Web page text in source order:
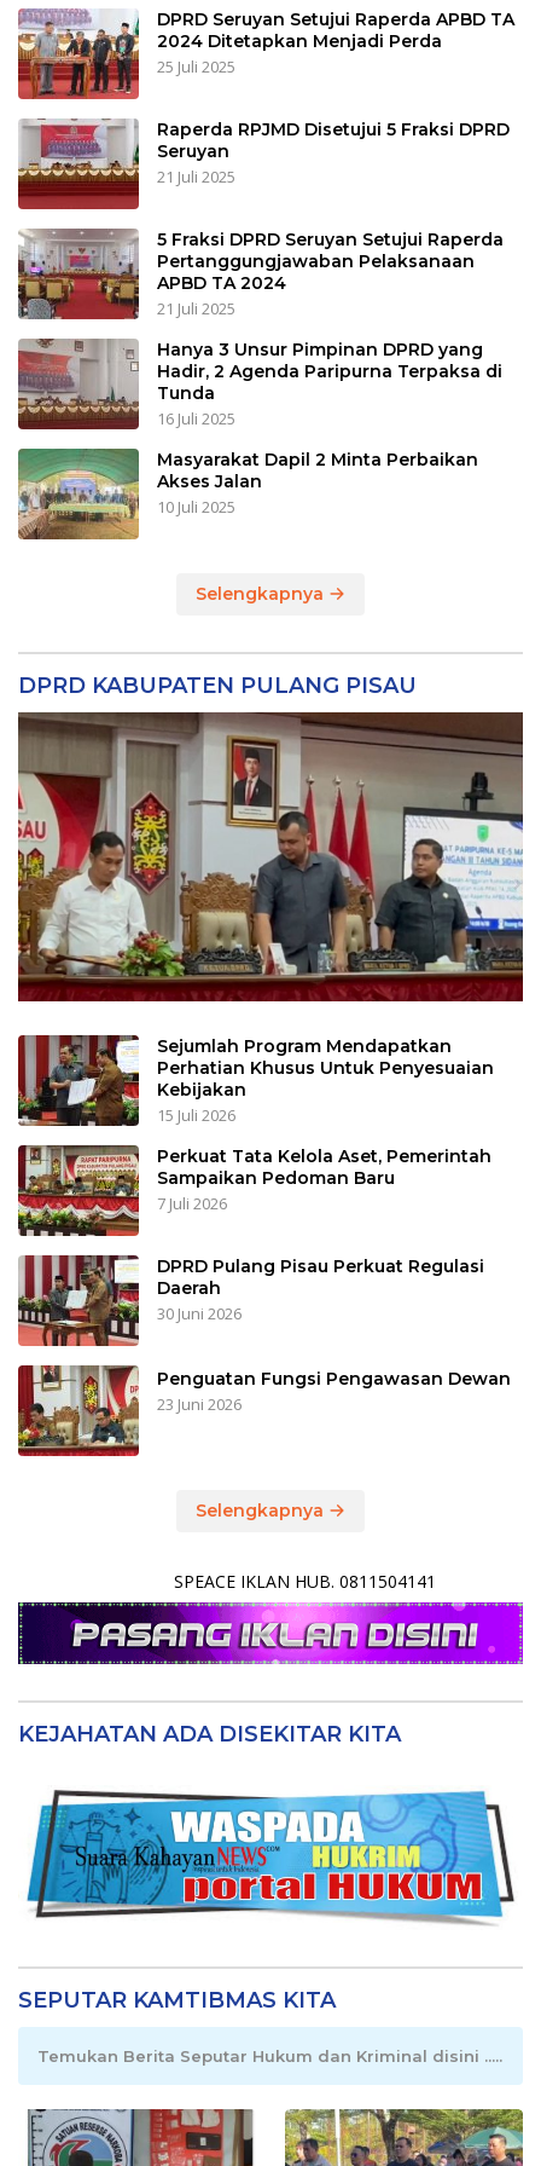
DPRD Seruyan Setujui Raperda APBD TA
2024 Ditetapkan Menjadi Perda
25 Juli 2025
Raperda RPJMD Disetujui 5 Fraksi DPRD
Seruyan
21 Juli 2025
5 Fraksi DPRD Seruyan Setujui Raperda
Pertanggungjawaban Pelaksanaan
APBD TA 2024
21 Juli 2025
Hanya 3 Unsur Pimpinan DPRD yang
Hadir, 2 Agenda Paripurna Terpaksa di
Tunda
16 Juli 2025
Masyarakat Dapil 2 Minta Perbaikan
Akses Jalan
10 Juli 2025
Selengkapnya
DPRD KABUPATEN PULANG PISAU
Sejumlah Program Mendapatkan
Perhatian Khusus Untuk Penyesuaian
Kebijakan
15 Juli 2026
Perkuat Tata Kelola Aset, Pemerintah
Sampaikan Pedoman Baru
7 Juli 2026
DPRD Pulang Pisau Perkuat Regulasi
Daerah
30 Juni 2026
Penguatan Fungsi Pengawasan Dewan
23 Juni 2026
Selengkapnya
SPEACE IKLAN HUB. 0811504141
KEJAHATAN ADA DISEKITAR KITA
SEPUTAR KAMTIBMAS KITA
Temukan Berita Seputar Hukum dan Kriminal disini .....